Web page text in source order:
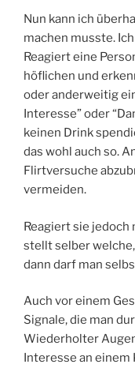
Nun kann ich
machen musste.
Reagiert eine
höflichen und
oder anderweitig
Interesse” oder
keinen Drink
das wohl auch so.
Flirtversuche
vermeiden.
Reagiert sie
stellt selber
dann darf man
Auch vor einem
Signale, die man
Wiederholter
Interesse an einem